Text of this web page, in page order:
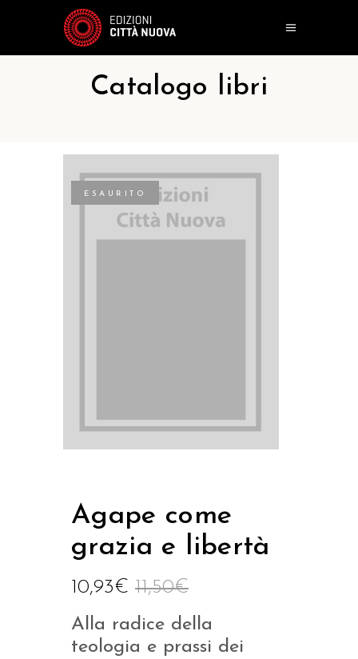
Catalogo libri
ESAURITO
Agape come
grazia e libertà
11,50€
10,93€
Alla radice della
teologia e prassi dei